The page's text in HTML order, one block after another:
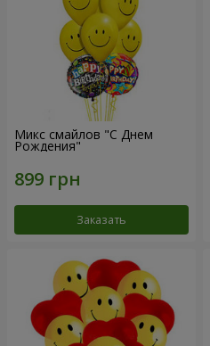
Микс смайлов "C Днем
Рождения"
Заказать